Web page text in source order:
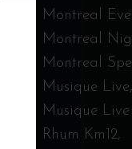
Montreal
Montreal
Montreal
Musique Live
Musique
Rhum Km12